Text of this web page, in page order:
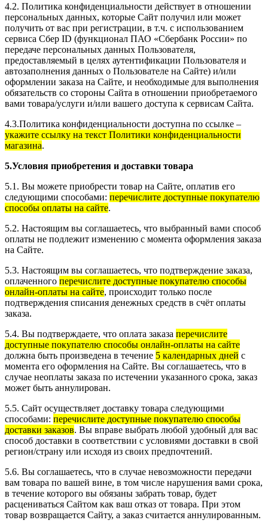
4.2. Политика конфиденциальности действует в отношении
персональных данных, которые Сайт получил или может
получить от вас при регистрации, в т.ч. с использованием
сервиса Сбер ID (функционал ПАО «Сбербанк России» по
передаче персональных данных Пользователя,
предоставляемый в целях аутентификации Пользователя и
автозаполнения данных о Пользователе на Сайте) и/или
оформлении заказа на Сайте, и необходимые для выполнения
обязательств со стороны Сайта в отношении приобретаемого
вами товара/услуги и/или вашего доступа к сервисам Сайта.
4.3.Политика конфиденциальности доступна по ссылке –
укажите ссылку на текст Политики конфиденциальности
магазина.
5.Условия приобретения и доставки товара
5.1. Вы можете приобрести товар на Сайте, оплатив его
следующими способами: перечислите доступные покупателю
способы оплаты на сайте.
5.2. Настоящим вы соглашаетесь, что выбранный вами способ
оплаты не подлежит изменению с момента оформления заказа
на Сайте.
5.3. Настоящим вы соглашаетесь, что подтверждение заказа,
оплаченного перечислите доступные покупателю способы
онлайн-оплаты на сайте, происходит только после
подтверждения списания денежных средств в счёт оплаты
заказа.
5.4. Вы подтверждаете, что оплата заказа перечислите
доступные покупателю способы онлайн-оплаты на сайте
должна быть произведена в течение 5 календарных дней с
момента его оформления на Сайте. Вы соглашаетесь, что в
случае неоплаты заказа по истечении указанного срока, заказ
может быть аннулирован.
5.5. Сайт осуществляет доставку товара следующими
способами: перечислите доступные покупателю способы
доставки заказов. Вы вправе выбрать любой удобный для вас
способ доставки в соответствии с условиями доставки в свой
регион/страну или исходя из своих предпочтений.
5.6. Вы соглашаетесь, что в случае невозможности передачи
вам товара по вашей вине, в том числе нарушения вами срока,
в течение которого вы обязаны забрать товар, будет
расцениваться Сайтом как ваш отказ от товара. При этом
товар возвращается Сайту, а заказ считается аннулированным.